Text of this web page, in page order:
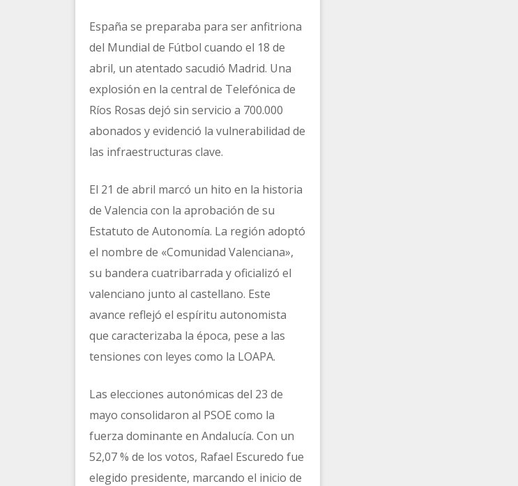
España se preparaba para ser anfitriona
del Mundial de Fútbol cuando el 18 de
abril, un atentado sacudió Madrid. Una
explosión en la central de Telefónica de
Ríos Rosas dejó sin servicio a 700.000
abonados y evidenció la vulnerabilidad de
las infraestructuras clave.
El 21 de abril marcó un hito en la historia
de Valencia con la aprobación de su
Estatuto de Autonomía. La región adoptó
el nombre de «Comunidad Valenciana»,
su bandera cuatribarrada y oficializó el
valenciano junto al castellano. Este
avance reflejó el espíritu autonomista
que caracterizaba la época, pese a las
tensiones con leyes como la LOAPA.
Las elecciones autonómicas del 23 de
mayo consolidaron al PSOE como la
fuerza dominante en Andalucía. Con un
52,07 % de los votos, Rafael Escuredo fue
elegido presidente, marcando el inicio de